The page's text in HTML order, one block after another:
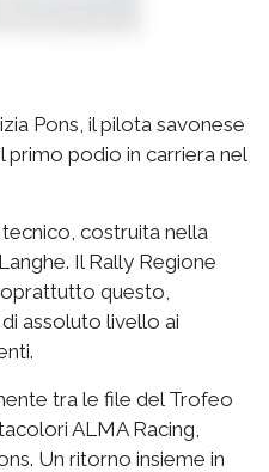
Pons, il pilota savonese
primo podio in carriera nel
costruita nella
Il Rally Regione
questo,
assoluto livello ai
tra le file del Trofeo
ALMA Racing,
Un ritorno insieme in